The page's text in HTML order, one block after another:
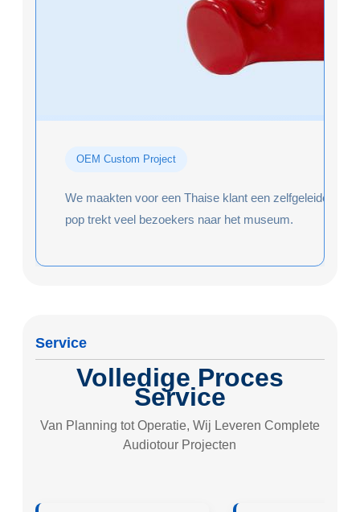
OEM Custom Project
We maakten voor een Thaise klant een zelfgeleide
pop trekt veel bezoekers naar het museum.
Service
Volledige Proces
Service
Van Planning tot Operatie, Wij Leveren Complete
Audiotour Projecten